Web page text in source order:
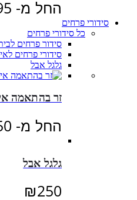
החל מ-
סידורי פרחים
כל סידורי פרחים
סידור פרחים
סידורי פרחים
גלגל אבל
זר בהתאמה
החל מ-
גלגל אבל
₪250